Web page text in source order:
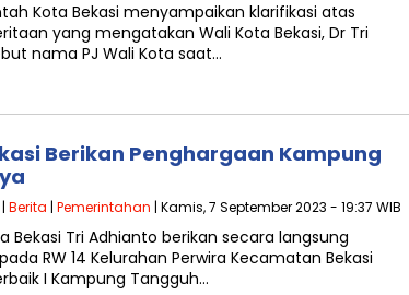
Kota Bekasi menyampaikan klarifikasi atas
yang mengatakan Wali Kota Bekasi, Dr Tri
nama PJ Wali Kota saat…
Berikan Penghargaan Kampung
| Berita | Pemerintahan | Kamis, 7 September 2023 - 19:37 WIB
Bekasi Tri Adhianto berikan secara langsung
RW 14 Kelurahan Perwira Kecamatan Bekasi
I Kampung Tangguh…